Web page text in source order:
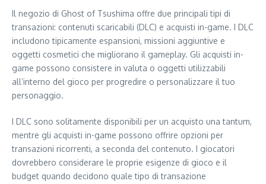
Il negozio di Ghost of Tsushima offre due principali tipi di
transazioni: contenuti scaricabili (DLC) e acquisti in-game. I DLC
includono tipicamente espansioni, missioni aggiuntive e
oggetti cosmetici che migliorano il gameplay. Gli acquisti in-
game possono consistere in valuta o oggetti utilizzabili
all’interno del gioco per progredire o personalizzare il tuo
personaggio.
I DLC sono solitamente disponibili per un acquisto una tantum,
mentre gli acquisti in-game possono offrire opzioni per
transazioni ricorrenti, a seconda del contenuto. I giocatori
dovrebbero considerare le proprie esigenze di gioco e il
budget quando decidono quale tipo di transazione